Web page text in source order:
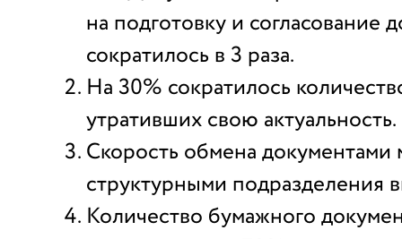
на подготовку и согласование
сократилось в 3 раза.
На 30% сократилось
утративших свою актуальность.
Скорость обмена документами
структурными подразделения
Количество бумажного